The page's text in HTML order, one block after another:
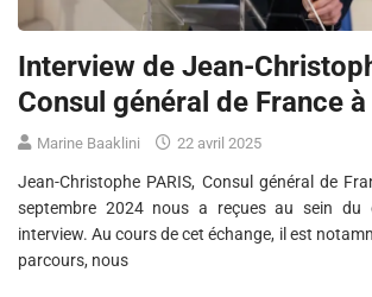
Interview de Jean-
Consul général de France
Marine Baaklini 22 avril 2025
Jean-Christophe PARIS, Consul général de
septembre 2024 nous a reçues au sein du
interview. Au cours de cet échange, il est
parcours, nous